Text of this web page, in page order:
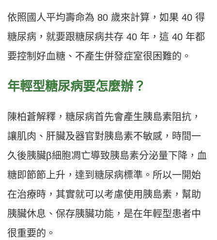
依照國人平均壽命為 80 歲來計算，如果 40 得
糖尿病，就要跟糖尿病共存 40 年，這 40 年都
要控制好血糖、不產生併發症室很困難的。
年輕型糖尿病要怎麼辦？
陳柏蒼解釋，糖尿病首先會產生胰島素阻抗，
讓肌肉、肝臟及器官對胰島素不敏感，時間一
久後胰臟β細胞凋亡導致胰島素分泌量下降，血
糖即節節上升，達到糖尿病標準。所以一開始
在治療時，其實就可以考慮使用胰島素，幫助
胰臟休息、保存胰臟功能，是在年輕型患者中
很重要的。